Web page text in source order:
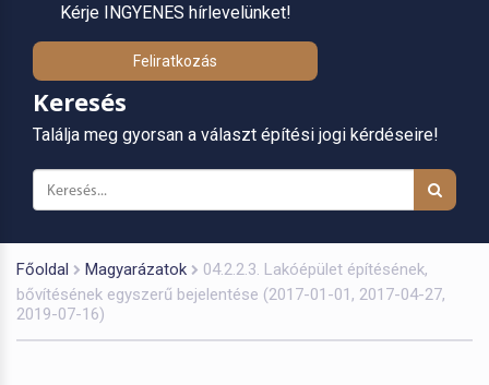
Kérje INGYENES hírlevelünket!
Feliratkozás
Keresés
Találja meg gyorsan a választ építési jogi kérdéseire!
Főoldal Magyarázatok
04.2.2.3. Lakóépület építésének,
bővítésének egyszerű bejelentése (2017-01-01, 2017-04-27,
2019-07-16)